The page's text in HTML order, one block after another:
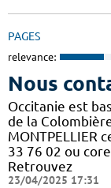
PAGES
relevance:
Nous
Occitanie est
de la
MONTPELLIER
33 76 02 ou
Retrouvez
23/04/2025 17:31